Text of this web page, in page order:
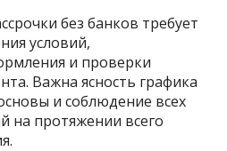
без банков требует
условий,
и проверки
Важна ясность графика
и соблюдение всех
на протяжении всего